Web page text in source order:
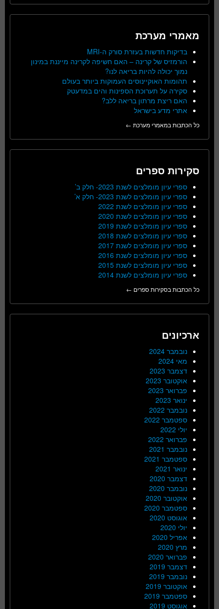
מאמרי מערכת
בדיקות חדשות בעזרת סורק ה-MRI
הורמזיס של קרינה – האם חשיפה לקרינה מייננת במינון
נמוך יכולה להיות בריאה לנו?
תהומות האוקיינוסים העמוקות ביותר בעולם
סקירה על תערוכת הספינות והים במדעטק
האם ריצת מרתון בריאה ללב?
אתרי מדע בישראל
כל הכתבות במאמרי מערכת ←
סקירות ספרים
ספרי עיון מומלצים לשנת 2023- חלק ב’
ספרי עיון מומלצים לשנת 2023- חלק א’
ספרי עיון מומלצים לשנת 2022
ספרי עיון מומלצים לשנת 2020
ספרי עיון מומלצים לשנת 2019
ספרי עיון מומלצים לשנת 2018
ספרי עיון מומלצים לשנת 2017
ספרי עיון מומלצים לשנת 2016
ספרי עיון מומלצים לשנת 2015
ספרי עיון מומלצים לשנת 2014
כל הכתבות בסקירות ספרים ←
ארכיונים
נובמבר 2024
מאי 2024
דצמבר 2023
אוקטובר 2023
פברואר 2023
ינואר 2023
נובמבר 2022
ספטמבר 2022
יולי 2022
פברואר 2022
נובמבר 2021
ספטמבר 2021
ינואר 2021
דצמבר 2020
נובמבר 2020
אוקטובר 2020
ספטמבר 2020
אוגוסט 2020
יולי 2020
אפריל 2020
מרץ 2020
פברואר 2020
דצמבר 2019
נובמבר 2019
אוקטובר 2019
ספטמבר 2019
אוגוסט 2019